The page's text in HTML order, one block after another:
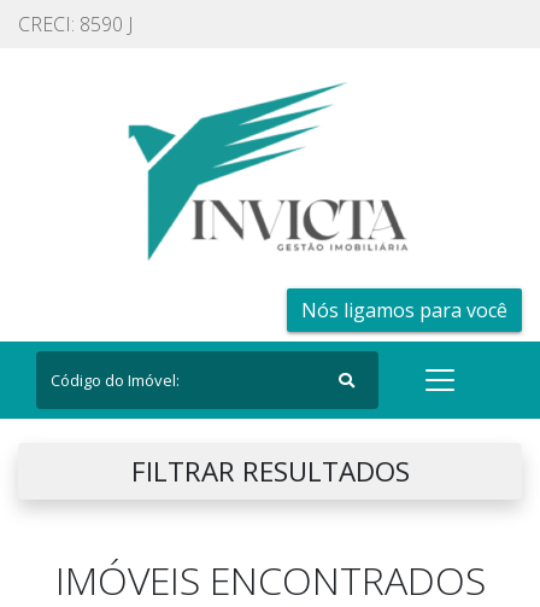
CRECI: 8590 J
Nós ligamos para você
FILTRAR RESULTADOS
IMÓVEIS ENCONTRADOS